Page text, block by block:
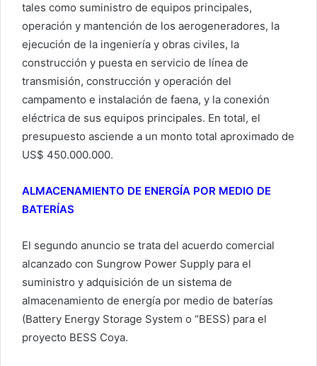
tales como suministro de equipos principales,
operación y mantención de los aerogeneradores, la
ejecución de la ingeniería y obras civiles, la
construcción y puesta en servicio de línea de
transmisión, construcción y operación del
campamento e instalación de faena, y la conexión
eléctrica de sus equipos principales. En total, el
presupuesto asciende a un monto total aproximado de
US$ 450.000.000.
ALMACENAMIENTO DE ENERGÍA POR MEDIO DE
BATERÍAS
El segundo anuncio se trata del acuerdo comercial
alcanzado con Sungrow Power Supply para el
suministro y adquisición de un sistema de
almacenamiento de energía por medio de baterías
(Battery Energy Storage System o “BESS) para el
proyecto BESS Coya.